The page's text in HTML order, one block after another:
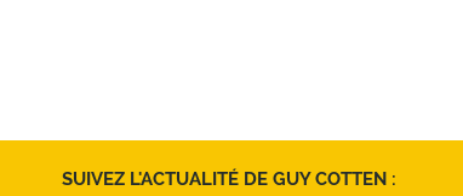
SUIVEZ L'ACTUALITÉ DE GUY COTTEN :